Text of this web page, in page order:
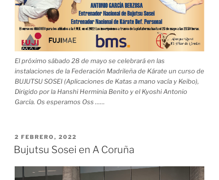
El próximo sábado 28 de mayo se celebrará en las
instalaciones de la Federación Madrileña de Kárate un curso de
BUJUTSU SOSEI (Aplicaciones de Katas a mano vacía y Keibo),
Dirigido por la Hanshi Herminia Benito y el Kyoshi Antonio
García. Os esperamos Oss ……
PUBLICADO
EL
2 FEBRERO, 2022
Bujutsu Sosei en A Coruña